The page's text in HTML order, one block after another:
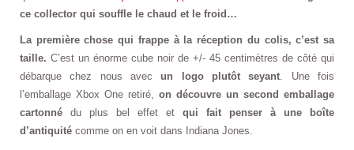
ce collector qui souffle le chaud et le froid…
La première chose qui frappe à la réception du colis, c’est sa
taille. C’est un énorme cube noir de +/- 45 centimètres de côté qui
débarque chez nous avecun logo plutôt seyant. Une fois
l’emballage Xbox One retiré, on découvre un second emballage
cartonné du plus bel effet et qui fait penser à une boîte
d’antiquité comme on en voit dans Indiana Jones.